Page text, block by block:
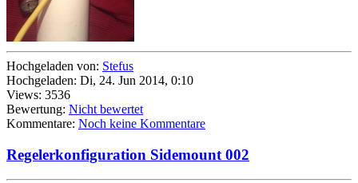
Hochgeladen von: Stefus
Hochgeladen: Di, 24. Jun 2014, 0:10
Views: 3536
Bewertung: Nicht bewertet
Kommentare: Noch keine Kommentare
Regelerkonfiguration Sidemount 002